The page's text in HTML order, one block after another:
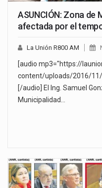
ASUNCIÓN: Zona de
afectada por el
La Unión R800 AM
[audio mp3="https://
content/uploads/2016/
[/audio] El Ing. Samuel
Municipalidad…